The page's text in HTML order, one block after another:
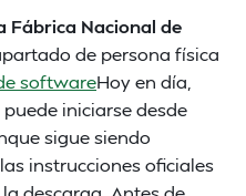
Fábrica Nacional de
de persona física
softwareHoy en día,
iniciarse desde
sigue siendo
instrucciones oficiales